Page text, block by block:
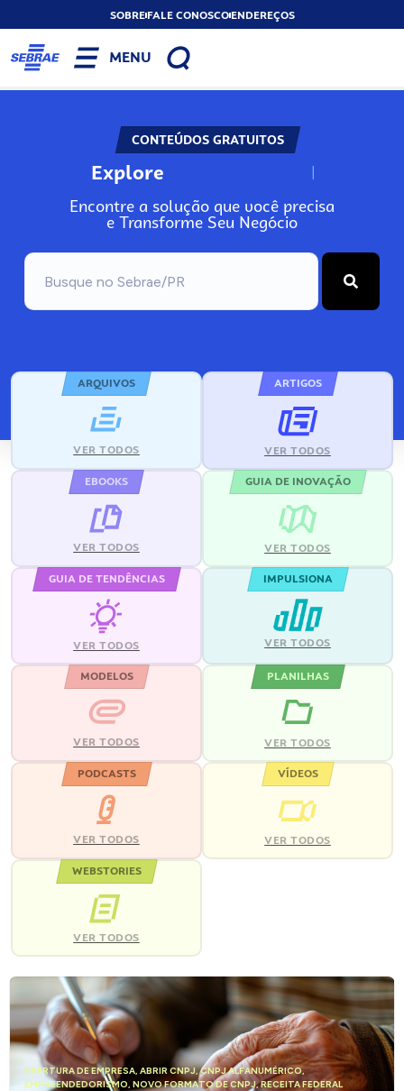
SOBREFALE CONOSCOENDEREÇOS
MENU
CONTEÚDOS GRATUITOS
Explore N
Encontre a solução que você precisa
e Transforme Seu Negócio
ARQUIVOS
VER TODOS
ARTIGOS
VER TODOS
EBOOKS
VER TODOS
GUIA DE INOVAÇÃO
VER TODOS
GUIA DE TENDÊNCIAS
VER TODOS
IMPULSIONA
VER TODOS
MODELOS
VER TODOS
PLANILHAS
VER TODOS
PODCASTS
VER TODOS
VÍDEOS
VER TODOS
WEBSTORIES
VER TODOS
ABERTURA DE EMPRESA, ABRIR CNPJ,CNPJ ALFANUMÉRICO,
EMPREENDEDORISMO, NOVO FORMATO DE CNPJ,RECEITA FEDERAL